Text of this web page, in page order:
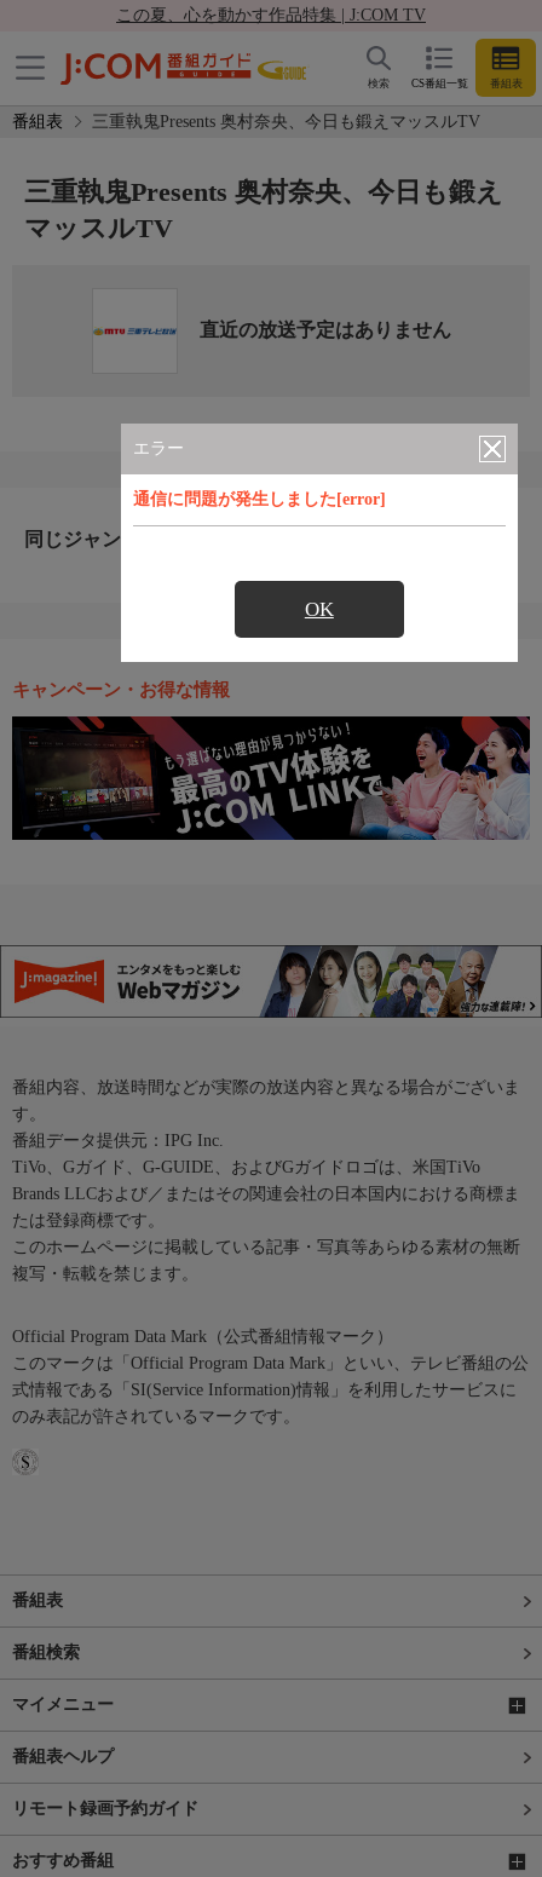
この夏、心を動かす作品特集 | J:COM TV
CS番組一覧 番組表
検索
番組表 三重執鬼Presents 奥村奈央、今日も鍛えマッスルTV
エラー
通信に問題が発生しました[error]
OK
三重執鬼Presents 奥村奈央、今日も鍛え
マッスルTV
直近の放送予定はありません
同じジャンルのおすすめ番組
キャンペーン・お得な情報
番組内容、放送時間などが実際の放送内容と異なる場合がございま
す。
番組データ提供元：IPG Inc.
TiVo、Gガイド、G-GUIDE、およびGガイドロゴは、米国TiVo
Brands LLCおよび／またはその関連会社の日本国内における商標ま
たは登録商標です。
このホームページに掲載している記事・写真等あらゆる素材の無断
複写・転載を禁じます。
Official Program Data Mark（公式番組情報マーク）
このマークは「Official Program Data Mark」といい、テレビ番組の公
式情報である「SI(Service Information)情報」を利用したサービスに
のみ表記が許されているマークです。
番組表
番組検索
マイメニュー
番組表ヘルプ
リモート録画予約ガイド
おすすめ番組